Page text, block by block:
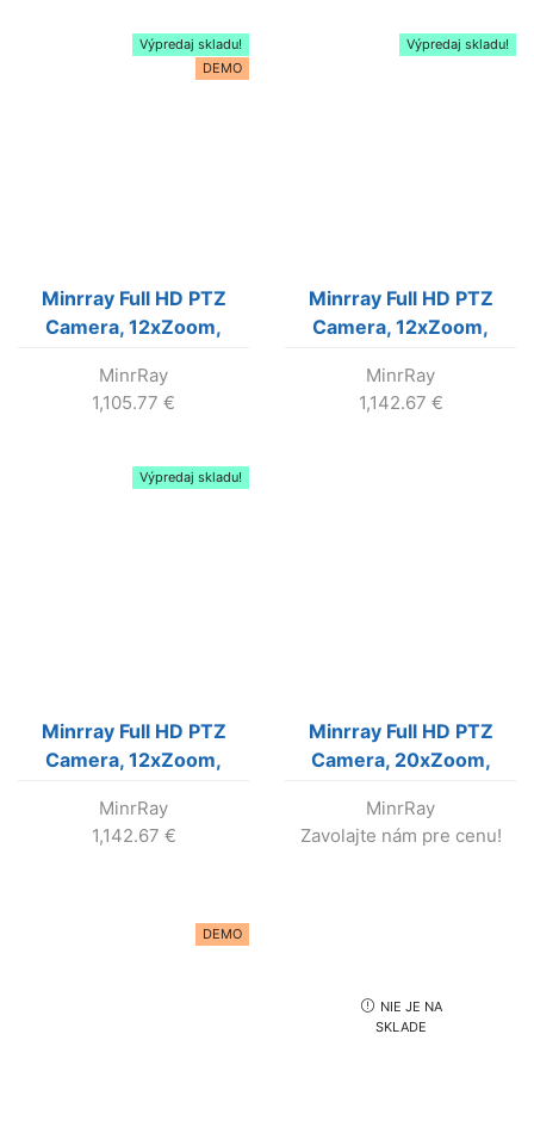
Výpredaj skladu!
DEMO
Minrray Full HD PTZ
Camera, 12xZoom,
MinrRay
1,105.77 €
Výpredaj skladu!
Minrray Full HD PTZ
Camera, 12xZoom,
MinrRay
1,142.67 €
Výpredaj skladu!
Minrray Full HD PTZ
Camera, 12xZoom,
MinrRay
1,142.67 €
Minrray Full HD PTZ
Camera, 20xZoom,
MinrRay
Zavolajte nám pre cenu!
DEMO
NIE JE NA
SKLADE